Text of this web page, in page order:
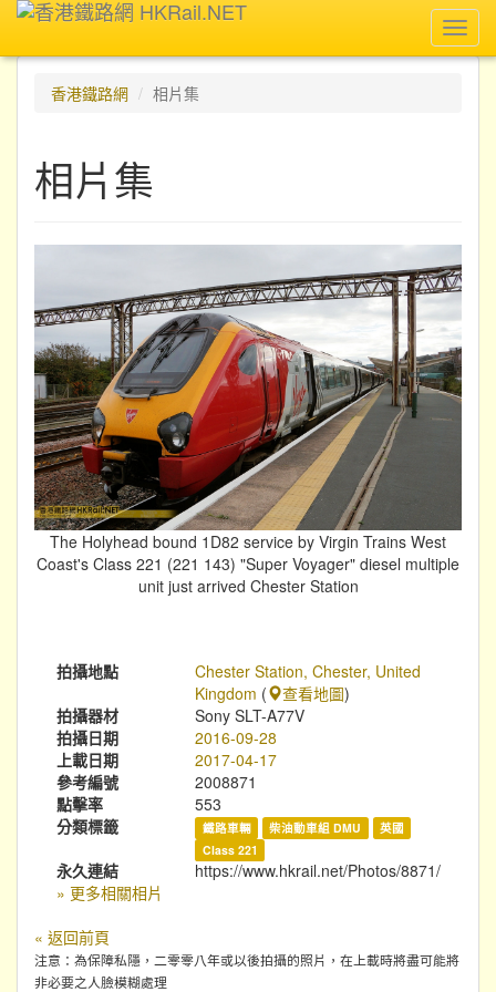
香港鐵路網
相片集
相片集
The Holyhead bound 1D82 service by Virgin Trains West
Coast's Class 221 (221 143) "Super Voyager" diesel multiple
unit just arrived Chester Station
拍攝地點
Chester Station, Chester, United
Kingdom ( 查看地圖)
拍攝器材
Sony SLT-A77V
拍攝日期
2016-09-28
上載日期
2017-04-17
參考編號
2008871
點擊率
553
分類標籤
鐵路車輛 柴油動車組 DMU
英國
Class 221
永久連結
https://www.hkrail.net/Photos/8871/
» 更多相關相片
« 返回前頁
注意：為保障私隱，二零零八年或以後拍攝的照片，在上載時將盡可能將
非必要之人臉模糊處理